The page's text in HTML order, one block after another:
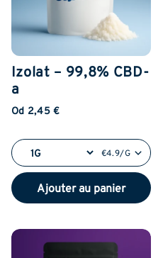
Izolat – 99,8% CBD-
a
Od 2,45 €
€4.9/G
Ajouter au panier